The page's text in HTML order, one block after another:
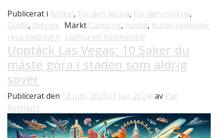
Publicerat i Artikel, För den aktiva, För den nyfikna,
Guide, Sverige Märkt Camping, husbil, husbil semester
resa med barn Lämna en kommentar
Upptäck Las Vegas: 10 Saker du
måste göra i staden som aldrig
sover
Publicerat den 18 juni, 2020 (1 juli, 2024) av Pär
Ringdahl